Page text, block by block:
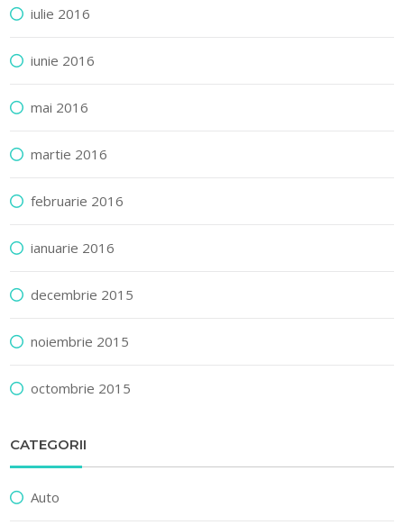
iulie 2016
iunie 2016
mai 2016
martie 2016
februarie 2016
ianuarie 2016
decembrie 2015
noiembrie 2015
octombrie 2015
CATEGORII
Auto